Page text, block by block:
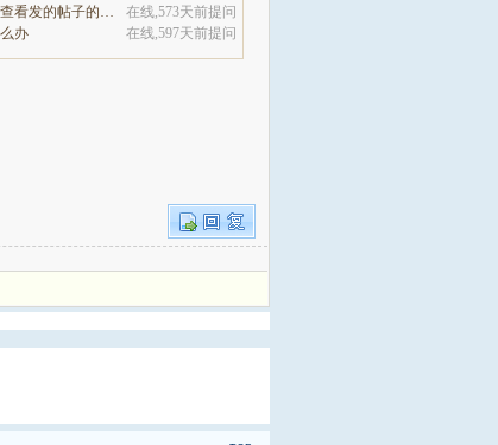
这个论坛没有办法查看发的帖子的阅读量吗
在线,573天前提问
办
在线,597天前提问